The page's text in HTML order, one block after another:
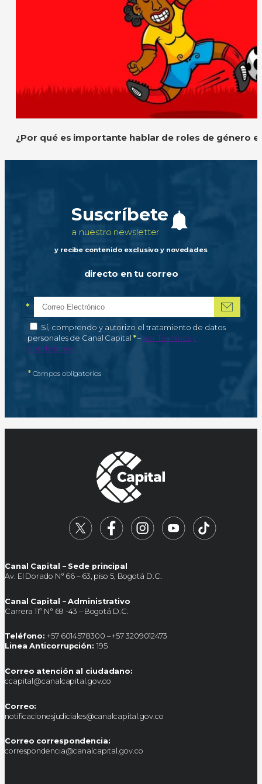
¿Por qué es importante hablar de roles de género
Suscríbete
a nuestro newsletter
y recibe contenido exclusivo y novedades
directo en tu correo
Correo electrónico
*Campo obligatorio
Autorización de tratamiento de datos personales
Sí, comprendo y autorizo el tratamiento de datos
personales de Canal Capital *–Campo obligatorio
Ver Términos y
condiciones
*Campos obligatorios
Canal Capital – Sede principal
Av. El Dorado N° 66 – 63, piso 5, Bogotá D.C.
Canal Capital – Administrativo
Carrera 11ª N° 69 -43 – Bogotá D.C.
Teléfono: +57 6014578300 – +57 3209012473
Linea Anticorrupción: 195
Correo atención al ciudadano:
ccapital@canalcapital.gov.co
Correo:
notificacionesjudiciales@canalcapital.gov.co
Correo correspondencia:
correspondencia@canalcapital.gov.co